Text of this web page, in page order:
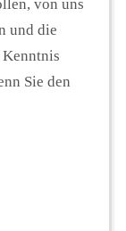
von uns
und die
Sie den